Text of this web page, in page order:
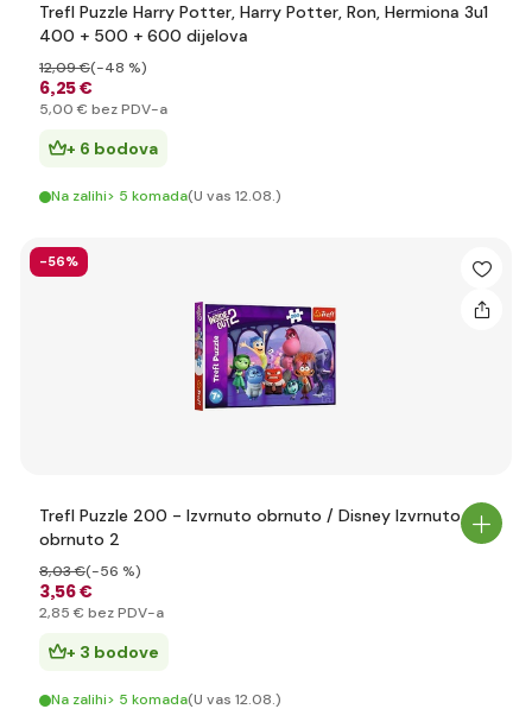
Trefl Puzzle Harry Potter, Harry Potter, Ron, Hermiona 3u1
400 + 500 + 600 dijelova
6,25 €
12,09 €(-48 %)
5,00 € bez PDV-a
+ 6 bodova
Na zalihi> 5 komada(U vas 12.08.)
-56%
Trefl Puzzle 200 - Izvrnuto obrnuto / Disney Izvrnuto
obrnuto 2
3,56 €
8,03 €(-56 %)
2,85 € bez PDV-a
+ 3 bodove
Na zalihi> 5 komada(U vas 12.08.)